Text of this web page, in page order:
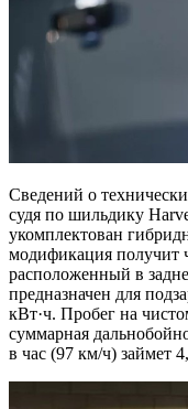
Сведений о
судя по шильдику
укомплектован
модификация получит
расположенный в
предназначен для
кВт·ч. Пробег на
суммарная
в час (97 км/ч) займет